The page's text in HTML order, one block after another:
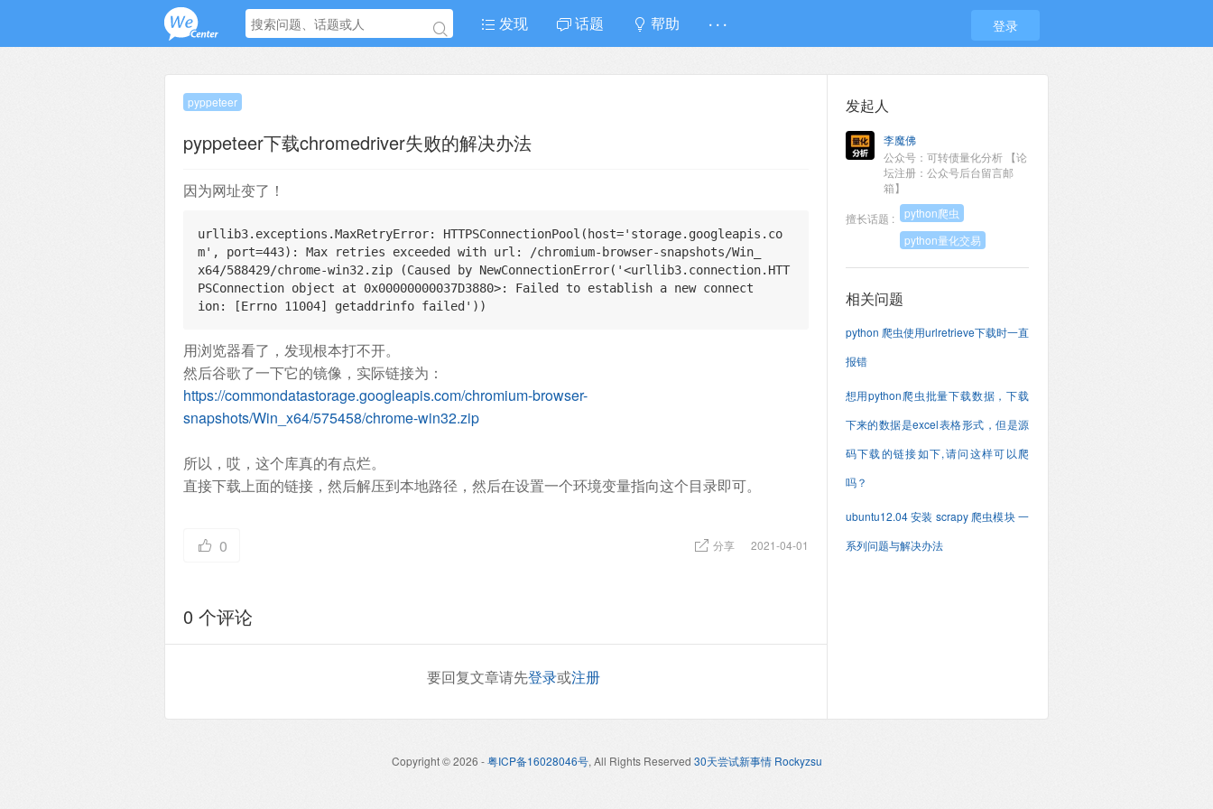
发现 话题 帮助 · · · 登录
pyppeteer
pyppeteer下载chromedriver失败的解决办法
因为网址变了！
urllib3.exceptions.MaxRetryError: HTTPSConnectionPool(host='storage.googleapis.co
m', port=443): Max retries exceeded with url: /chromium-browser-snapshots/Win_
x64/588429/chrome-win32.zip (Caused by NewConnectionError('<urllib3.connection.HTT
PSConnection object at 0x00000000037D3880>: Failed to establish a new connect
ion:
[Errno 11004] getaddrinfo failed'))
用浏览器看了，发现根本打不开。
然后谷歌了一下它的镜像，实际链接为：
https://commondatastorage.googleapis.com/chromium-browser-
snapshots/Win_x64/575458/chrome-win32.zip
所以，哎，这个库真的有点烂。
直接下载上面的链接，然后解压到本地路径，然后在设置一个环境变量指向这个目录即可。
0 分享 2021-04-01
0 个评论
要回复文章请先登录或注册
发起人
李魔佛
公众号：可转债量化分析 【论
坛注册：公众号后台留言邮
箱】
擅长话题 :
python爬虫
python量化交易
相关问题
python 爬虫使用urlretrieve下载时一直
报错
想用python爬虫批量下载数据，下载
下来的数据是excel表格形式，但是源
码下载的链接如下,请问这样可以爬
吗？
ubuntu12.04 安装 scrapy 爬虫模块 一
系列问题与解决办法
Copyright © 2026 -粤ICP备16028046号, All Rights Reserved 30天尝试新事情 Rockyzsu